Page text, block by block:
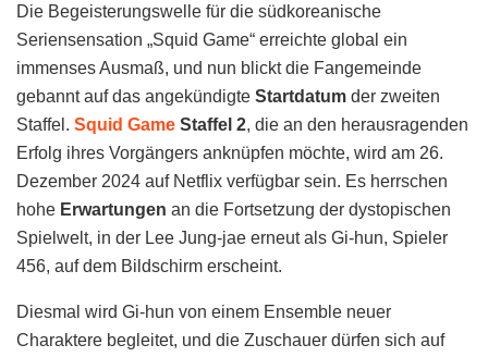
Die Begeisterungswelle für die südkoreanische
Seriensensation „Squid Game“ erreichte global ein
immenses Ausmaß, und nun blickt die Fangemeinde
gebannt auf das angekündigte Startdatum der zweiten
Staffel. Squid Game Staffel 2, die an den herausragenden
Erfolg ihres Vorgängers anknüpfen möchte, wird am 26.
Dezember 2024 auf Netflix verfügbar sein. Es herrschen
hohe Erwartungen an die Fortsetzung der dystopischen
Spielwelt, in der Lee Jung-jae erneut als Gi-hun, Spieler
456, auf dem Bildschirm erscheint.
Diesmal wird Gi-hun von einem Ensemble neuer
Charaktere begleitet, und die Zuschauer dürfen sich auf